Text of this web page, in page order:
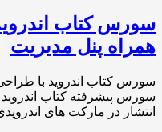
سورس کتاب
همراه پنل مدیریت
سورس کتاب اندروید با طراحی
سورس پیشرفته کتاب اندروید
انتشار در مارکت های